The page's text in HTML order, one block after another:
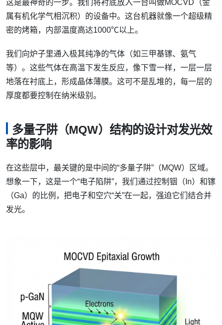
这是最神奇的一步。我们将衬底放入一台叫做MOCVD（金
属有机化学气相沉积）的设备中。这台机器就像一个超级精
密的烤箱，内部温度高达1000℃以上。
我们向炉子里通入极其纯净的气体（如三甲基镓、氨气
等）。这些气体在高温下发生反应，像下雪一样，一层一层
地落在衬底上，形成晶体薄膜。这可不是乱堆的，每一层的
厚度都要控制在纳米级别。
多量子阱（MQW）结构的设计对发光效
率的影响
在这些层中，最关键的是中间的“多量子阱”（MQW）区域。
想象一下，这是一个“电子陷阱”，我们通过控制铟（In）和镓
（Ga）的比例，把电子和空穴“关”在一起，强迫它们结合并
发光。